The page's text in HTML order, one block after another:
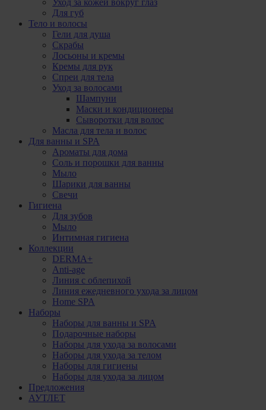
Для губ
Тело и волосы
Гели для душа
Скрабы
Лосьоны и кремы
Кремы для рук
Спреи для тела
Уход за волосами
Шампуни
Маски и кондиционеры
Сыворотки для волос
Масла для тела и волос
Для ванны и SPA
Ароматы для дома
Соль и порошки для ванны
Мыло
Шарики для ванны
Свечи
Гигиена
Для зубов
Мыло
Интимная гигиена
Коллекции
DERMA+
Anti-age
Линия с облепихой
Линия ежедневного ухода за лицом
Home SPA
Наборы
Наборы для ванны и SPA
Подарочные наборы
Наборы для ухода за волосами
Наборы для ухода за телом
Наборы для гигиены
Наборы для ухода за лицом
Предложения
АУТЛЕТ